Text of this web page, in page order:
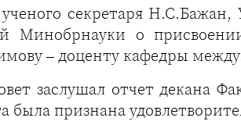
секретаря
Минобрнауки о
– доценту кафедры
заслушал отчет декана
была признана